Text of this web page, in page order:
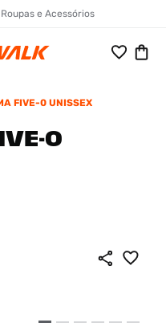
e Acessórios
FIVE-0 UNISSEX
0